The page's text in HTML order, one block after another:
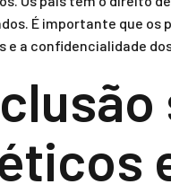
É importante que os
e a confidencialidade